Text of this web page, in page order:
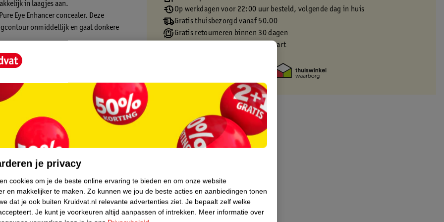
in laagjes aan.
Eye Enhancer concealer. Deze
onmiddellijk en gaat donkere
Cream Concealer:
voelt comfortabel aan en strijkt de fijne
Factor concealer en maak je look
vlekjes gereduceerd worden*
Op werkdagen voor 22:00 uur besteld, volgende dag in huis
Gratis thuisbezorgd vanaf 50.00
Gratis retourneren binnen 30 dagen
Gratis punten met je Kruidvat kaart
je privacy
cookies om je de beste online ervaring te bieden en om onze website
en makkelijker te maken. Zo kunnen we jou de beste acties en aanbiedingen tonen
dat je ook buiten Kruidvat.nl relevante advertenties ziet. Je bepaalt zelf welke
Je kunt je voorkeuren altijd aanpassen of intrekken. Meer informatie over